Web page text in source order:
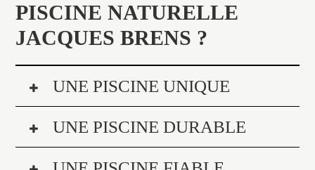
PISCINE NATURELLE
JACQUES BRENS ?
UNE PISCINE UNIQUE
UNE PISCINE DURABLE